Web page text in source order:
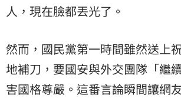
人，現在臉都丟光了。
然而，國民黨第一時間雖然送上
地補刀，要國安與外交團隊「繼
害國格尊嚴。這番言論瞬間讓網